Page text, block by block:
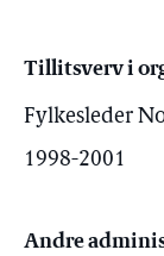
Tillitsverv i
Fylkesleder
1998-2001
Andre